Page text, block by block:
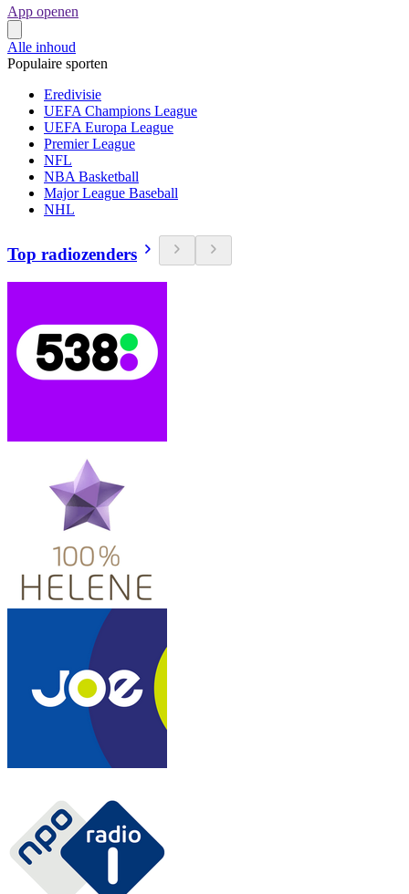
App openen
Alle inhoud
Populaire sporten
Eredivisie
UEFA Champions League
UEFA Europa League
Premier League
NFL
NBA Basketball
Major League Baseball
NHL
Top radiozenders